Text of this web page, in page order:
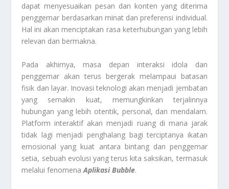
dapat menyesuaikan pesan dan konten yang diterima
penggemar berdasarkan minat dan preferensi individual.
Hal ini akan menciptakan rasa keterhubungan yang lebih
relevan dan bermakna.
Pada akhirnya, masa depan interaksi idola dan
penggemar akan terus bergerak melampaui batasan
fisik dan layar. Inovasi teknologi akan menjadi jembatan
yang semakin kuat, memungkinkan terjalinnya
hubungan yang lebih otentik, personal, dan mendalam.
Platform interaktif akan menjadi ruang di mana jarak
tidak lagi menjadi penghalang bagi terciptanya ikatan
emosional yang kuat antara bintang dan penggemar
setia, sebuah evolusi yang terus kita saksikan, termasuk
melalui fenomenaAplikasi Bubble.